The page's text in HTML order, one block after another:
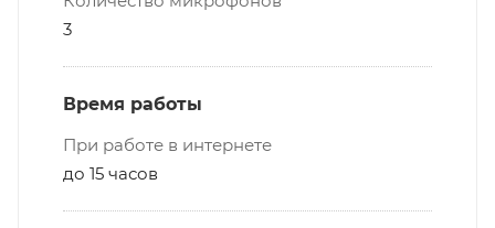
3
Время работы
При работе в интернете
до 15 часов